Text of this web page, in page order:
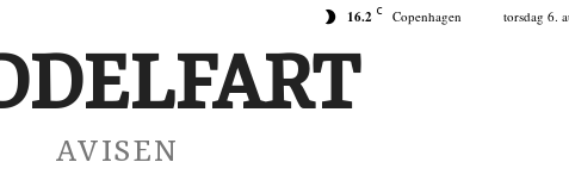
16.2 C Copenhagen torsdag 6.
AVISEN